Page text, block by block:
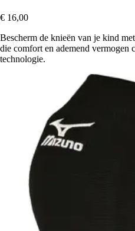
€ 16,00
Bescherm de knieën van je kind
die comfort en ademend vermogen
technologie.